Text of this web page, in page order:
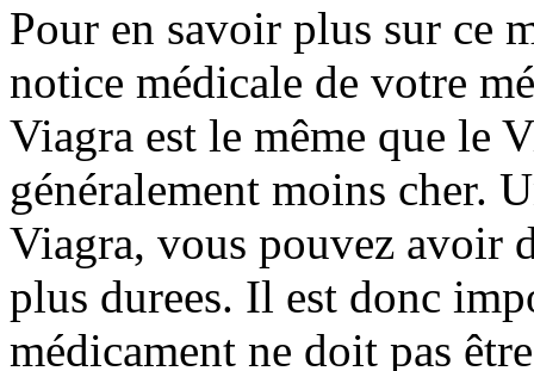
Pour en savoir plus sur ce
notice médicale de votre
Viagra est le même que le
généralement moins cher.
Viagra, vous pouvez avoir
plus durees. Il est donc
médicament ne doit pas